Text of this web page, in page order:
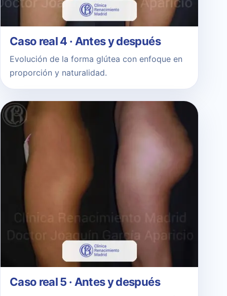
Caso real 4 · Antes y después
Evolución de la forma glútea con enfoque en
proporción y naturalidad.
Caso real 5 · Antes y después